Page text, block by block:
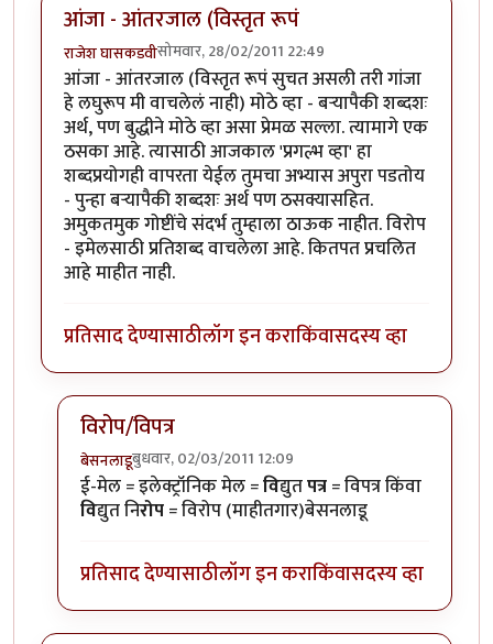
आंजा - आंतरजाल (विस्तृत रूपं
राजेश घासकडवीसोमवार, 28/02/2011 22:49
आंजा - आंतरजाल (विस्तृत रूपं सुचत असली तरी गांजा
हे लघुरूप मी वाचलेलं नाही) मोठे व्हा - बऱ्यापैकी शब्दशः
अर्थ, पण बुद्धीने मोठे व्हा असा प्रेमळ सल्ला. त्यामागे एक
ठसका आहे. त्यासाठी आजकाल 'प्रगल्भ व्हा' हा
शब्दप्रयोगही वापरता येईल तुमचा अभ्यास अपुरा पडतोय
- पुन्हा बऱ्यापैकी शब्दशः अर्थ पण ठसक्यासहित.
अमुकतमुक गोष्टींचे संदर्भ तुम्हाला ठाऊक नाहीत. विरोप
- इमेलसाठी प्रतिशब्द वाचलेला आहे. कितपत प्रचलित
आहे माहीत नाही.
प्रतिसाद देण्यासाठीलॉग इन कराकिंवासदस्य व्हा
विरोप/विपत्र
बेसनलाडूबुधवार, 02/03/2011 12:09
In reply toआंजा - आंतरजाल (विस्तृत रूपंbyराजेश
ई-मेल = इलेक्ट्रॉनिक मेल =विद्युतपत्र= विपत्र किंवा
विद्युत निरोप= विरोप (माहीतगार)बेसनलाडू
प्रतिसाद देण्यासाठीलॉग इन कराकिंवासदस्य व्हा